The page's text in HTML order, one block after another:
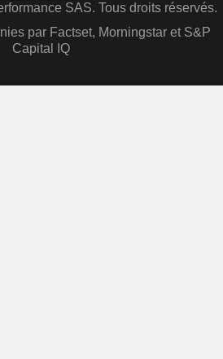
SAS. Tous droits réservés.
par Factset, Morningstar et S&P
Capital IQ